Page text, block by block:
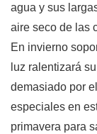
agua y sus
aire seco de las
En invierno
luz ralentizará
demasiado por
especiales en
primavera para